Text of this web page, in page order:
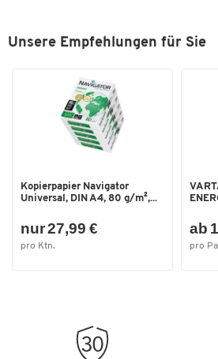
Unsere Empfehlungen für Sie
Kopierpapier Navigator
Universal, DIN A4, 80 g/m²,...
nur 27,99 €
pro Ktn.
ab
pro